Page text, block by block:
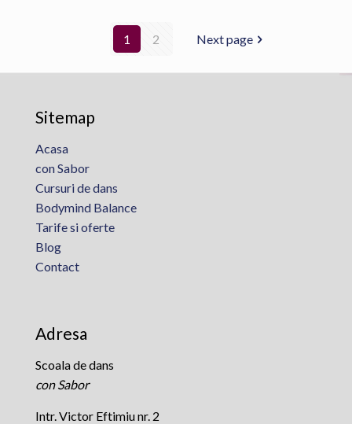
1 2 Next page
Sitemap
Acasa
con Sabor
Cursuri de dans
Bodymind Balance
Tarife si oferte
Blog
Contact
Adresa
Scoala de dans
con Sabor
Intr. Victor Eftimiu nr. 2